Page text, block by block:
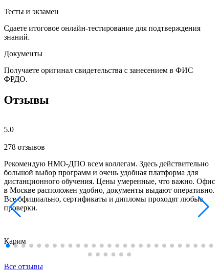
Тесты и экзамен
Сдаете итоговое онлайн-тестирование для подтверждения
знаний.
Документы
Получаете оригинал свидетельства с занесением в ФИС
ФРДО.
Отзывы
5.0
278 отзывов
Рекомендую НМО-ДПО всем коллегам. Здесь действительно
большой выбор программ и очень удобная платформа для
дистанционного обучения. Цены умеренные, что важно. Офис
в Москве расположен удобно, документы выдают оперативно.
Все официально, сертификаты и дипломы проходят любые
проверки.
Карим
Все отзывы